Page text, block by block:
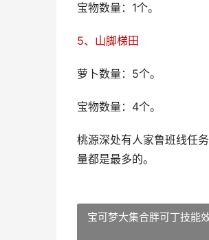
宝物数量：1个。
5、山脚梯田
萝卜数量：5个。
宝物数量：4个。
桃源深处有人家鲁班线任
量都是最多的。
宝可梦大集合胖可丁技能